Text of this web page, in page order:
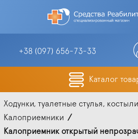
+38 (097) 656-73-33
Каталог
Ходунки, туалетные стулья,
Калоприемники
Калоприемник открытый